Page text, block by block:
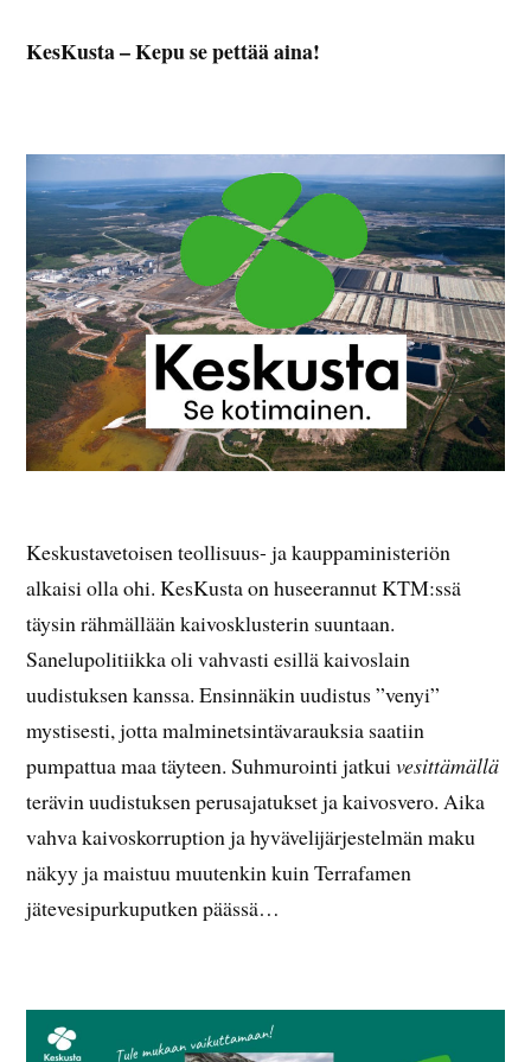
KesKusta – Kepu se pettää aina!
Keskustavetoisen teollisuus- ja kauppaministeriön
alkaisi olla ohi. KesKusta on huseerannut KTM:ssä
täysin rähmällään kaivosklusterin suuntaan.
Sanelupolitiikka oli vahvasti esillä kaivoslain
uudistuksen kanssa. Ensinnäkin uudistus ”venyi”
mystisesti, jotta malminetsintävarauksia saatiin
pumpattua maa täyteen. Suhmurointi jatkuivesittämällä
terävin uudistuksen perusajatukset ja kaivosvero. Aika
vahva kaivoskorruption ja hyvävelijärjestelmän maku
näkyy ja maistuu muutenkin kuin Terrafamen
jätevesipurkuputken päässä…